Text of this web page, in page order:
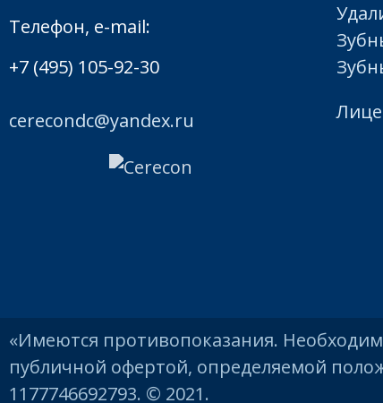
Телефон, e-mail:
+7 (495) 105-92-30
cerecondc@yandex.ru
«Имеются противопоказания.
публичной офертой, определяемой
1177746692793. © 2021.